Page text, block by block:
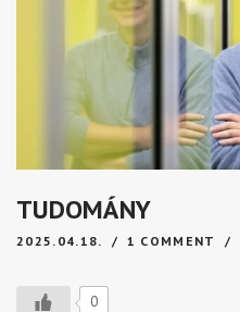
TUDOMÁNY
2025.04.18. 1 COMMENT
0